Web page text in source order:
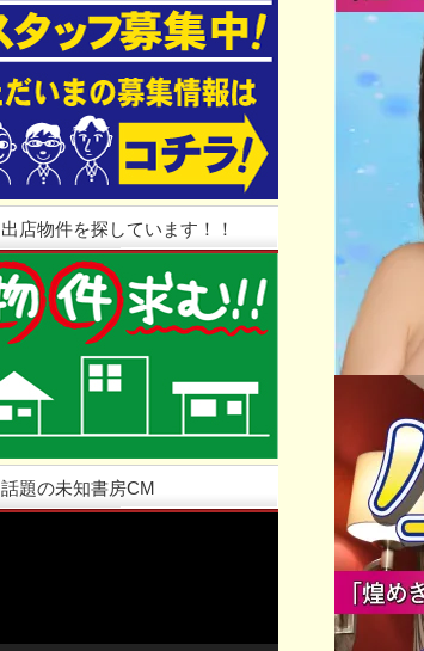
出店物件を探しています！！
話題の未知書房CM